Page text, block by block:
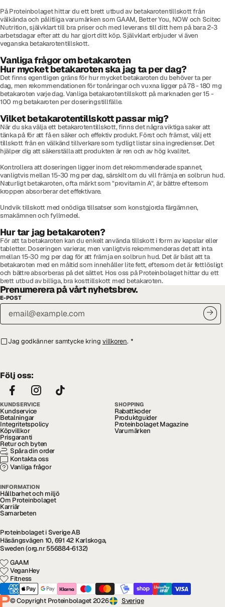
På Proteinbolaget hittar du ett brett utbud av betakarotentillskott från
välkända och pålitliga varumärken som GAAM, Better You, NOW och Scitec
Nutrition, självklart till bra priser och med leverans till ditt hem på bara 2-3
arbetsdagar efter att du har gjort ditt köp. Självklart erbjuder vi även
veganska betakarotentillskott.
Vanliga frågor om betakaroten
Hur mycket betakaroten ska jag ta per dag?
Det finns egentligen gräns för hur mycket betakaroten du behöver ta per
dag, men rekommendationen för tonåringar och vuxna ligger på 78 - 180 mg
betakaroten varje dag. Vanliga betakarotentillskott på marknaden ger 15 -
100 mg betakaroten per doseringstillfälle.
Vilket betakarotentillskott passar mig?
När du ska välja ett betakarotentillskott, finns det några viktiga saker att
tänka på för att få en säker och effektiv produkt. Först och främst, välj ett
tillskott från en välkänd tillverkare som tydligt listar sina ingredienser. Det
hjälper dig att säkerställa att produkten är ren och av hög kvalitet.
Kontrollera att doseringen ligger inom det rekommenderade spannet,
vanligtvis mellan 15-30 mg per dag, särskilt om du vill främja en solbrun hud.
Naturligt betakaroten, ofta märkt som "provitamin A", är bättre eftersom
kroppen absorberar det effektivare.
Undvik tillskott med onödiga tillsatser som konstgjorda färgämnen,
smakämnen och fyllmedel.
Hur tar jag betakaroten?
För att ta betakaroten kan du enkelt använda tillskott i form av kapslar eller
tabletter. Doseringen varierar, men vanligtvis rekommenderas det att inta
mellan 15-30 mg per dag för att främja en solbrun hud. Det är bäst att ta
betakaroten med en måltid som innehåller lite fett, eftersom det är fettlösligt
och bättre absorberas på det sättet. Hos oss på Proteinbolaget hittar du ett
brett utbud av billiga, bra kosttillskott med betakaroten.
Prenumerera på vårt nyhetsbrev.
E-POST
Jag godkänner samtycke kring villkoren. *
Följ oss:
KUNDSERVICE
Kundservice
Betalningar
Integritetspolicy
Köpvillkor
Prisgaranti
Retur och byten
Spåra din order
Kontakta oss
Vanliga frågor
SHOPPING
Rabattkoder
Produktguider
Proteinbolaget Magazine
Varumärken
INFORMATION
Hållbarhet och miljö
Om Proteinbolaget
Karriär
Samarbeten
Proteinbolaget i Sverige AB
Häsängsvägen 10, 691 42 Karlskoga,
Sweden (org.nr 556884-6132)
GAAM
VeganHey
Fitness
© Copyright Proteinbolaget 2026 Sverige